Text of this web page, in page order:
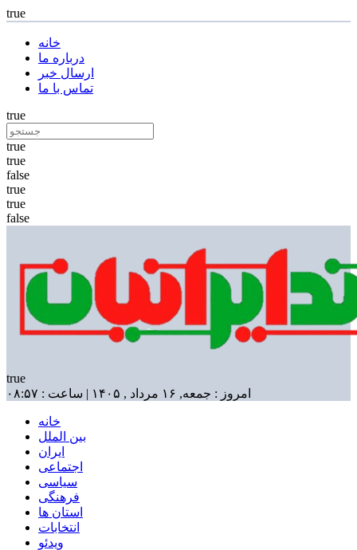
true
خانه
درباره ما
ارسال خبر
تماس با ما
true
true
true
false
true
true
false
true
امروز : جمعه, ۱۶ مرداد , ۱۴۰۵ | ساعت : ۰۸:۵۷
خانه
بین الملل
ایران
اجتماعی
سیاسی
فرهنگی
استان ها
انتخابات
ویدئو